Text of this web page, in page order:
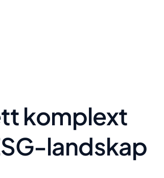
komplext
landskap